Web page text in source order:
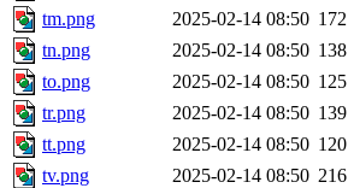
tm.png
2025-02-14 08:50 172
tn.png
2025-02-14 08:50 138
to.png
2025-02-14 08:50 125
tr.png
2025-02-14 08:50 139
tt.png
2025-02-14 08:50 120
tv.png
2025-02-14 08:50 216